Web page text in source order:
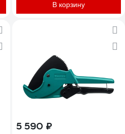
В корзину
5 590 ₽